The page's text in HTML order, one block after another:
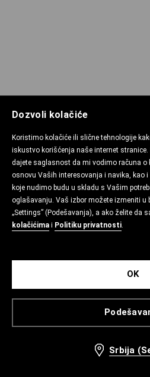
Dozvoli kolačiće
Koristimo kolačiće ili slične tehnologije
iskustvo korišćenja naše internet
dajete saglasnost da mi vodimo računa o
osnovu Vaših interesovanja i navika, kao
koje nudimo budu u skladu s Vašim
oglašavanju. Vaš izbor možete izmeniti u
„Settings” (Podešavanja), a ako želite da
kolačićima i Politiku privatnosti.
OK
Srbija